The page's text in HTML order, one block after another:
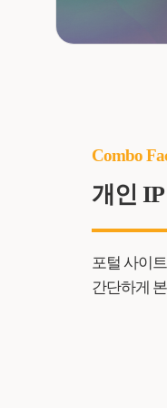
Combo
개인
포털 사이
간단하게